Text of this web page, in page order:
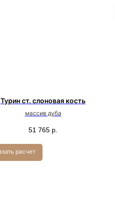
Турин ст. слоновая кость
массив дуба
51 765 р.